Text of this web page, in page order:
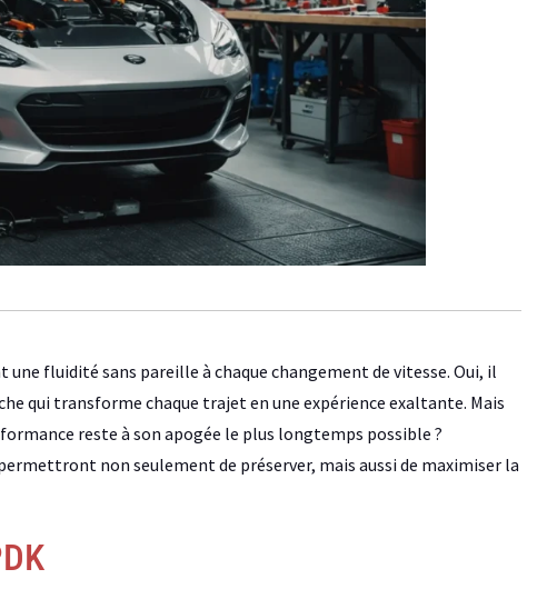
fluidité sans pareille à chaque changement de vitesse. Oui, il
qui transforme chaque trajet en une expérience exaltante. Mais
reste à son apogée le plus longtemps possible ?
non seulement de préserver, mais aussi de maximiser la